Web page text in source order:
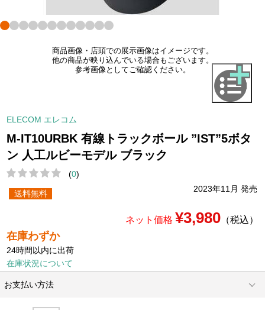
商品画像・店頭での展示画像はイメージです。
他の商品が映り込んでいる場合もございます。
参考画像としてご確認ください。
ELECOM エレコム
M-IT10URBK 有線トラックボール ”IST”5ボタ
ン 人工ルビーモデル ブラック
(0)
2023年11月 発売
送料無料
ネット価格 ¥3,980（税込）
在庫わずか
24時間以内に出荷
在庫状況について
お支払い方法